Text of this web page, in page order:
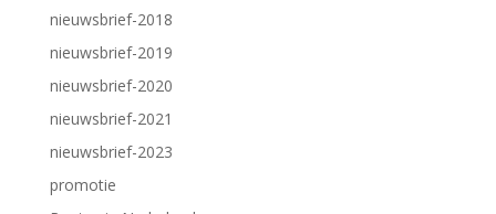
nieuwsbrief-2018
nieuwsbrief-2019
nieuwsbrief-2020
nieuwsbrief-2021
nieuwsbrief-2023
promotie